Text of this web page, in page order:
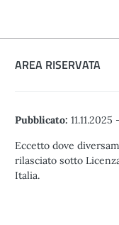
AREA RISERVATA
Pubblicato: 11.11.2025 -
Eccetto dove
rilasciato sotto
Italia.